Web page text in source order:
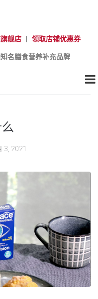
舰店 领取店铺优惠券
名膳食营养补充品牌
3, 2021